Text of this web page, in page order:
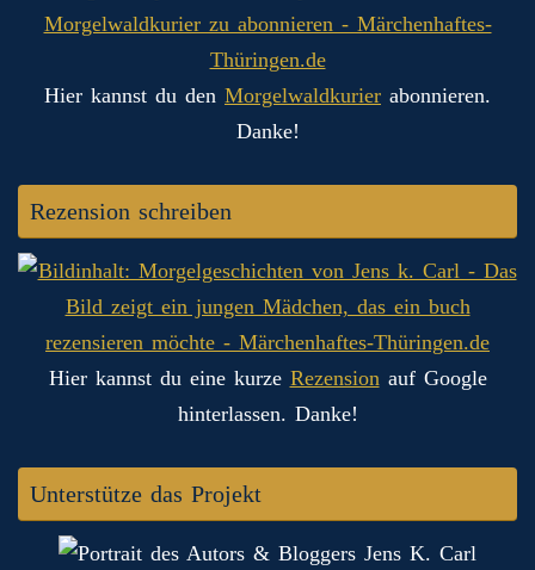
Hier kannst du den Morgelwaldkurier abonnieren.
Danke!
Rezension schreiben
Hier kannst du eine kurze Rezensionauf Google
hinterlassen. Danke!
Unterstütze das Projekt